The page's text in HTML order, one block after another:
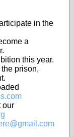
in the
a
this year.
prison,
our